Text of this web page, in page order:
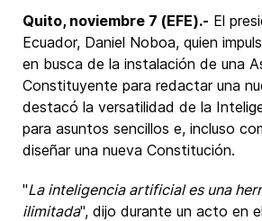
Quito, noviembre 7 (EFE).- El
Ecuador, Daniel Noboa, quien
en busca de la instalación de una
Constituyente para redactar una
destacó la versatilidad de la
para asuntos sencillos e, incluso
diseñar una nueva Constitución.
"La inteligencia artificial es una
ilimitada", dijo durante un acto en